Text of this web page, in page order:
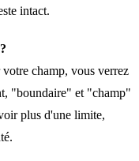
intact.
champ, vous verrez
"boundaire" et "champ"
plus d'une limite,